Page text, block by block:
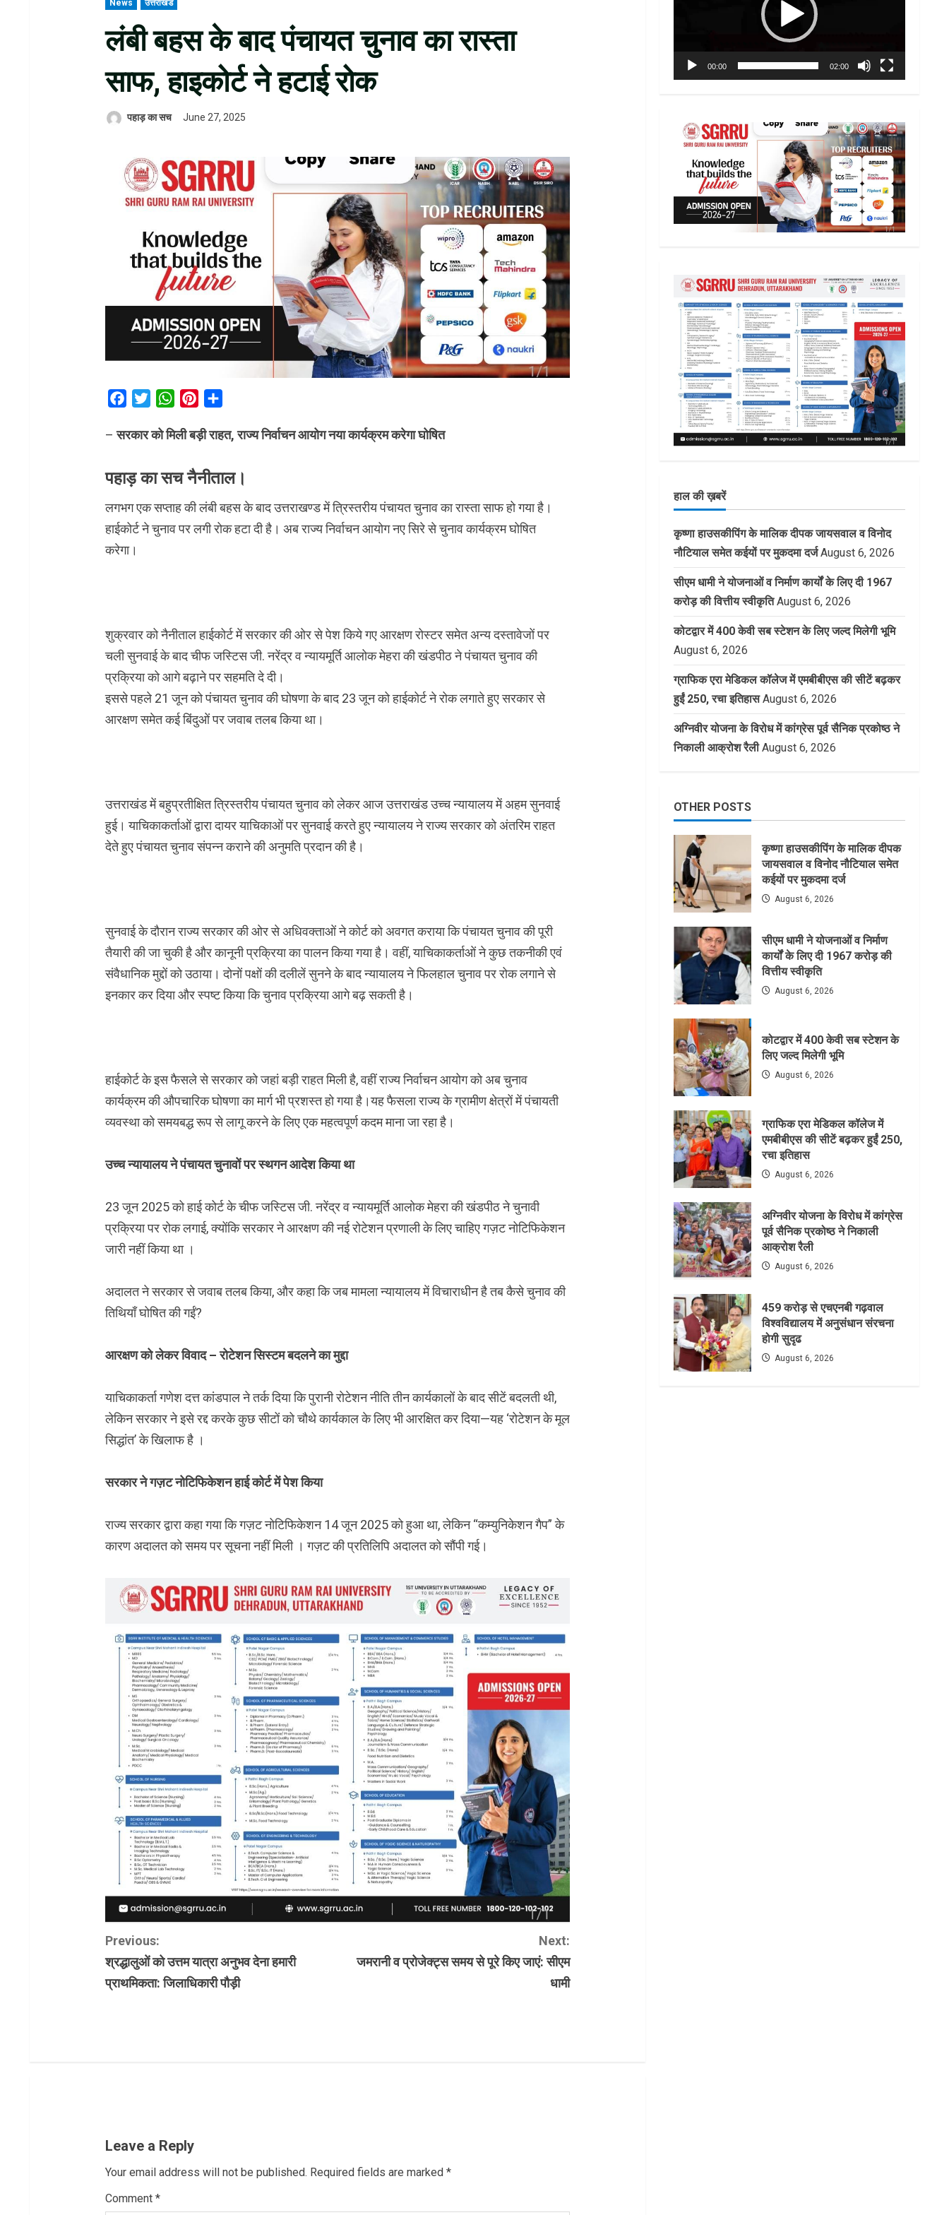
News उत्तराखंड
लंबी बहस के बाद पंचायत चुनाव का रास्ता
साफ, हाइकोर्ट ने हटाई रोक
पहाड़ का सच June 27, 2025
Facebook
TwitterWhatsAppPinterest
–सरकार को मिली बड़ी राहत, राज्य निर्वाचन आयोग नया कार्यक्रम करेगा घोषित
पहाड़ का सच नैनीताल।
लगभग एक सप्ताह की लंबी बहस के बाद उत्तराखण्ड में त्रिस्तरीय पंचायत चुनाव का रास्ता साफ हो गया है।
हाईकोर्ट ने चुनाव पर लगी रोक हटा दी है। अब राज्य निर्वाचन आयोग नए सिरे से चुनाव कार्यक्रम घोषित
करेगा।
शुक्रवार को नैनीताल हाईकोर्ट में सरकार की ओर से पेश किये गए आरक्षण रोस्टर समेत अन्य दस्तावेजों पर
चली सुनवाई के बाद चीफ जस्टिस जी. नरेंद्र व न्यायमूर्ति आलोक मेहरा की खंडपीठ ने पंचायत चुनाव की
प्रक्रिया को आगे बढ़ाने पर सहमति दे दी।
इससे पहले 21 जून को पंचायत चुनाव की घोषणा के बाद 23 जून को हाईकोर्ट ने रोक लगाते हुए सरकार से
आरक्षण समेत कई बिंदुओं पर जवाब तलब किया था।
उत्तराखंड में बहुप्रतीक्षित त्रिस्तरीय पंचायत चुनाव को लेकर आज उत्तराखंड उच्च न्यायालय में अहम सुनवाई
हुई। याचिकाकर्ताओं द्वारा दायर याचिकाओं पर सुनवाई करते हुए न्यायालय ने राज्य सरकार को अंतरिम राहत
देते हुए पंचायत चुनाव संपन्न कराने की अनुमति प्रदान की है।
सुनवाई के दौरान राज्य सरकार की ओर से अधिवक्ताओं ने कोर्ट को अवगत कराया कि पंचायत चुनाव की पूरी
तैयारी की जा चुकी है और कानूनी प्रक्रिया का पालन किया गया है। वहीं, याचिकाकर्ताओं ने कुछ तकनीकी एवं
संवैधानिक मुद्दों को उठाया। दोनों पक्षों की दलीलें सुनने के बाद न्यायालय ने फिलहाल चुनाव पर रोक लगाने से
इनकार कर दिया और स्पष्ट किया कि चुनाव प्रक्रिया आगे बढ़ सकती है।
हाईकोर्ट के इस फैसले से सरकार को जहां बड़ी राहत मिली है, वहीं राज्य निर्वाचन आयोग को अब चुनाव
कार्यक्रम की औपचारिक घोषणा का मार्ग भी प्रशस्त हो गया है।यह फैसला राज्य के ग्रामीण क्षेत्रों में पंचायती
व्यवस्था को समयबद्ध रूप से लागू करने के लिए एक महत्वपूर्ण कदम माना जा रहा है।
उच्च न्यायालय ने पंचायत चुनावों पर स्थगन आदेश किया था
23 जून 2025 को हाई कोर्ट के चीफ जस्टिस जी. नरेंद्र व न्यायमूर्ति आलोक मेहरा की खंडपीठ ने चुनावी
प्रक्रिया पर रोक लगाई, क्योंकि सरकार ने आरक्षण की नई रोटेशन प्रणाली के लिए चाहिए गज़ट नोटिफिकेशन
जारी नहीं किया था ।
अदालत ने सरकार से जवाब तलब किया, और कहा कि जब मामला न्यायालय में विचाराधीन है तब कैसे चुनाव की
तिथियाँ घोषित की गईं?
आरक्षण को लेकर विवाद – रोटेशन सिस्टम बदलने का मुद्दा
याचिकाकर्ता गणेश दत्त कांडपाल ने तर्क दिया कि पुरानी रोटेशन नीति तीन कार्यकालों के बाद सीटें बदलती थी,
लेकिन सरकार ने इसे रद्द करके कुछ सीटों को चौथे कार्यकाल के लिए भी आरक्षित कर दिया—यह ‘रोटेशन के मूल
सिद्धांत’ के खिलाफ है ।
सरकार ने गज़ट नोटिफिकेशन हाई कोर्ट में पेश किया
राज्य सरकार द्वारा कहा गया कि गज़ट नोटिफिकेशन 14 जून 2025 को हुआ था, लेकिन “कम्युनिकेशन गैप” के
कारण अदालत को समय पर सूचना नहीं मिली । गज़ट की प्रतिलिपि अदालत को सौंपी गई।
C
o
e
R
Previous:
श्रद्धालुओं को उत्तम यात्रा अनुभव देना हमारी
प्राथमिकता: जिलाधिकारी पौड़ी
Next:
जमरानी व प्रोजेक्ट्स समय से पूरे किए जाएं: सीएम
धामी
Leave a Reply
Your email address will not be published. Required fields are marked *
Comment *
00:00 02:00
हाल की ख़बरें
कृष्णा हाउसकीपिंग के मालिक दीपक जायसवाल व विनोद
नौटियाल समेत कईयों पर मुकदमा दर्ज August 6, 2026
सीएम धामी ने योजनाओं व निर्माण कार्यों के लिए दी 1967
करोड़ की वित्तीय स्वीकृति August 6, 2026
कोटद्वार में 400 केवी सब स्टेशन के लिए जल्द मिलेगी भूमि
August 6, 2026
ग्राफिक एरा मेडिकल कॉलेज में एमबीबीएस की सीटें बढ़कर
हुईं 250, रचा इतिहास August 6, 2026
अग्निवीर योजना के विरोध में कांग्रेस पूर्व सैनिक प्रकोष्ठ ने
निकाली आक्रोश रैली August 6, 2026
OTHER POSTS
कृष्णा हाउसकीपिंग के मालिक दीपक
जायसवाल व विनोद नौटियाल समेत
कईयों पर मुकदमा दर्ज
August 6, 2026
सीएम धामी ने योजनाओं व निर्माण
कार्यों के लिए दी 1967 करोड़ की
वित्तीय स्वीकृति
August 6, 2026
कोटद्वार में 400 केवी सब स्टेशन के
लिए जल्द मिलेगी भूमि
August 6, 2026
ग्राफिक एरा मेडिकल कॉलेज में
एमबीबीएस की सीटें बढ़कर हुईं 250,
रचा इतिहास
August 6, 2026
अग्निवीर योजना के विरोध में कांग्रेस
पूर्व सैनिक प्रकोष्ठ ने निकाली
आक्रोश रैली
August 6, 2026
459 करोड़ से एचएनबी गढ़वाल
विश्वविद्यालय में अनुसंधान संरचना
होगी सुदृढ
August 6, 2026